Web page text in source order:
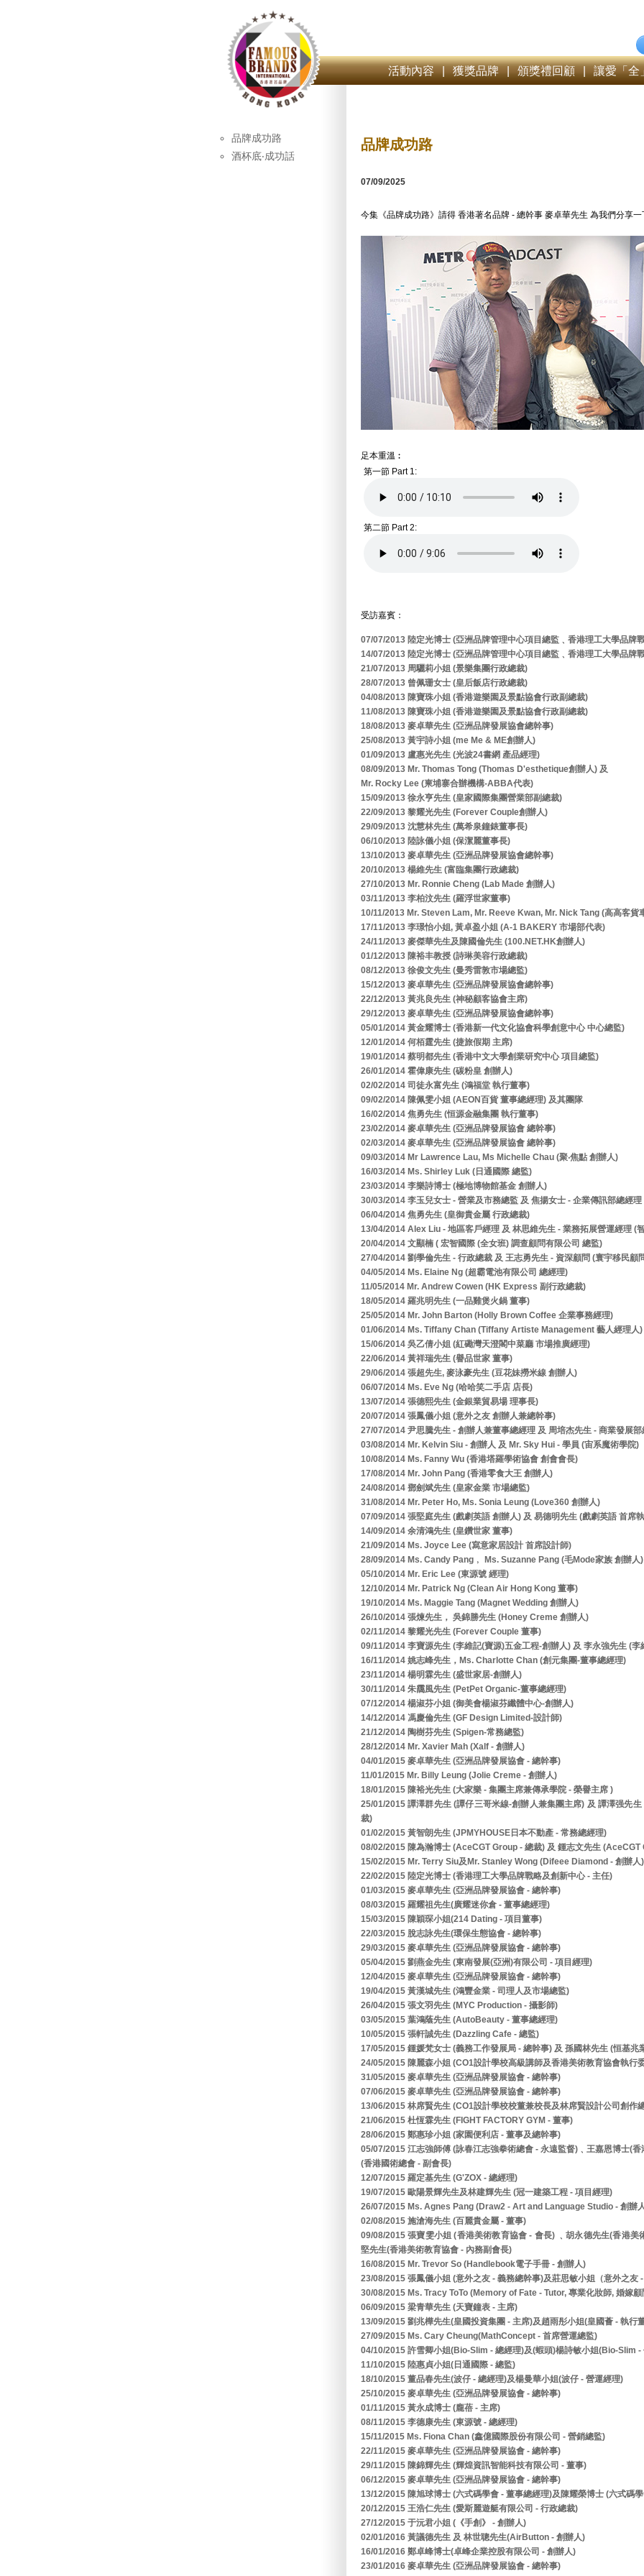
活動內容 | 獲獎品牌 | 頒獎禮回顧 | 讓愛「全
品牌成功路
酒杯底‧成功話
品牌成功路
07/09/2025
今集《品牌成功路》請得 香港著名品牌 - 總幹事 麥卓華先生 為我們分享一
足本重溫︰
第一節 Part 1:
第二節 Part 2:
受訪嘉賓：
07/07/2013 陸定光博士 (亞洲品牌管理中心項目總監﹑香港理工大學品牌
14/07/2013 陸定光博士 (亞洲品牌管理中心項目總監﹑香港理工大學品牌
21/07/2013 周驪莉小姐 (景樂集團行政總裁)
28/07/2013 曾佩珊女士 (皇后飯店行政總裁)
04/08/2013 陳寶珠小姐 (香港遊樂園及景點協會行政副總裁)
11/08/2013 陳寶珠小姐 (香港遊樂園及景點協會行政副總裁)
18/08/2013 麥卓華先生 (亞洲品牌發展協會總幹事)
25/08/2013 黃宇詩小姐 (me Me & ME創辦人)
01/09/2013 盧惠光先生 (光波24書網 產品經理)
08/09/2013 Mr. Thomas Tong (Thomas D'esthetique創辦人) 及
Mr. Rocky Lee (柬埔寨合辦機構-ABBA代表)
15/09/2013 徐永亨先生 (皇家國際集團營業部副總裁)
22/09/2013 黎耀光先生 (Forever Couple創辦人)
29/09/2013 沈慧林先生 (萬希泉鐘錶董事長)
06/10/2013 陸詠儀小姐 (保潔麗董事長)
13/10/2013 麥卓華先生 (亞洲品牌發展協會總幹事)
20/10/2013 楊維先生 (富臨集團行政總裁)
27/10/2013 Mr. Ronnie Cheng (Lab Made 創辦人)
03/11/2013 李柏汶先生 (羅浮世家董事)
10/11/2013 Mr. Steven Lam, Mr. Reeve Kwan, Mr. Nick Tang (高高客貨
17/11/2013 李璟怡小姐, 黃卓盈小姐 (A-1 BAKERY 市場部代表)
24/11/2013 麥傑華先生及陳國倫先生 (100.NET.HK創辦人)
01/12/2013 陳裕丰教授 (詩琳美容行政總裁)
08/12/2013 徐俊文先生 (曼秀雷敦市場總監)
15/12/2013 麥卓華先生 (亞洲品牌發展協會總幹事)
22/12/2013 黃兆良先生 (神秘顧客協會主席)
29/12/2013 麥卓華先生 (亞洲品牌發展協會總幹事)
05/01/2014 黃金耀博士 (香港新一代文化協會科學創意中心 中心總監)
12/01/2014 何栢霆先生 (捷旅假期 主席)
19/01/2014 蔡明都先生 (香港中文大學創業研究中心 項目總監)
26/01/2014 霍偉康先生 (碳粉皇 創辦人)
02/02/2014 司徒永富先生 (鴻福堂 執行董事)
09/02/2014 陳佩雯小姐 (AEON百貨 董事總經理) 及其團隊
16/02/2014 焦勇先生 (恒源金融集團 執行董事)
23/02/2014 麥卓華先生 (亞洲品牌發展協會 總幹事)
02/03/2014 麥卓華先生 (亞洲品牌發展協會 總幹事)
09/03/2014 Mr Lawrence Lau, Ms Michelle Chau (聚‧焦點 創辦人)
16/03/2014 Ms. Shirley Luk (日通國際 總監)
23/03/2014 李樂詩博士 (極地博物館基金 創辦人)
30/03/2014 李玉兒女士 - 營業及市務總監 及 焦揚女士 - 企業傳訊部總經
06/04/2014 焦勇先生 (皇御貴金屬 行政總裁)
13/04/2014 Alex Liu - 地區客戶經理 及 林思維先生 - 業務拓展營運經理 (
20/04/2014 文顯楠 ( 宏智國際 (全女班) 調查顧問有限公司 總監)
27/04/2014 劉學倫先生 - 行政總裁 及 王志勇先生 - 資深顧問 (寰宇移民顧
04/05/2014 Ms. Elaine Ng (超霸電池有限公司 總經理)
11/05/2014 Mr. Andrew Cowen (HK Express 副行政總裁)
18/05/2014 羅兆明先生 (一品雞煲火鍋 董事)
25/05/2014 Mr. John Barton (Holly Brown Coffee 企業事務經理)
01/06/2014 Ms. Tiffany Chan (Tiffany Artiste Management 藝人經理人)
15/06/2014 吳乙倩小姐 (紅磡灣天澄閣中菜廳 市場推廣經理)
22/06/2014 黃祥瑞先生 (譽品世家 董事)
29/06/2014 張超先生, 麥泳豪先生 (豆花妹撈米線 創辦人)
06/07/2014 Ms. Eve Ng (哈哈笑二手店 店長)
13/07/2014 張德熙先生 (金銀業貿易場 理事長)
20/07/2014 張鳳儀小姐 (意外之友 創辦人兼總幹事)
27/07/2014 尹思騰先生 - 創辦人兼董事總經理 及 周培杰先生 - 商業發展
03/08/2014 Mr. Kelvin Siu - 創辦人 及 Mr. Sky Hui - 學員 (宙系魔術學院)
10/08/2014 Ms. Fanny Wu (香港塔羅學術協會 創會會長)
17/08/2014 Mr. John Pang (香港零食大王 創辦人)
24/08/2014 鄧劍斌先生 (皇家金業 市場總監)
31/08/2014 Mr. Peter Ho, Ms. Sonia Leung (Love360 創辦人)
07/09/2014 張堅庭先生 (戲劇英語 創辦人) 及 易德明先生 (戲劇英語 首席
14/09/2014 余清鴻先生 (皇鑽世家 董事)
21/09/2014 Ms. Joyce Lee (寫意家居設計 首席設計師)
28/09/2014 Ms. Candy Pang﹐ Ms. Suzanne Pang (毛Mode家族 創辦人)
05/10/2014 Mr. Eric Lee (東源號 經理)
12/10/2014 Mr. Patrick Ng (Clean Air Hong Kong 董事)
19/10/2014 Ms. Maggie Tang (Magnet Wedding 創辦人)
26/10/2014 張煉先生， 吳錦勝先生 (Honey Creme 創辦人)
02/11/2014 黎耀光先生 (Forever Couple 董事)
09/11/2014 李寶源先生 (李維記(寶源)五金工程-創辦人) 及 李永強先生 (
16/11/2014 姚志峰先生，Ms. Charlotte Chan (創元集團-董事總經理)
23/11/2014 楊明霖先生 (盛世家居-創辦人)
30/11/2014 朱靄風先生 (PetPet Organic-董事總經理)
07/12/2014 楊淑芬小姐 (御美會楊淑芬纖體中心-創辦人)
14/12/2014 馮慶倫先生 (GF Design Limited-設計師)
21/12/2014 陶樹芬先生 (Spigen-常務總監)
28/12/2014 Mr. Xavier Mah (Xalf - 創辦人)
04/01/2015 麥卓華先生 (亞洲品牌發展協會 - 總幹事)
11/01/2015 Mr. Billy Leung (Jolie Creme - 創辦人)
18/01/2015 陳裕光先生 (大家樂 - 集團主席兼傳承學院 - 榮譽主席 )
25/01/2015 譚澤群先生 (譚仔三哥米線-創辦人兼集團主席) 及 譚澤强先
裁)
01/02/2015 黃智朗先生 (JPMYHOUSE日本不動產 - 常務總經理)
08/02/2015 陳為瀚博士 (AceCGT Group - 總裁) 及 鍾志文先生 (AceCGT
15/02/2015 Mr. Terry Siu及Mr. Stanley Wong (Difeee Diamond - 創辦人)
22/02/2015 陸定光博士 (香港理工大學品牌戰略及創新中心 - 主任)
01/03/2015 麥卓華先生 (亞洲品牌發展協會 - 總幹事)
08/03/2015 羅耀祖先生(廣耀迷你倉 - 董事總經理)
15/03/2015 陳穎琛小姐(214 Dating - 項目董事)
22/03/2015 脫志詠先生(環保生態協會 - 總幹事)
29/03/2015 麥卓華先生 (亞洲品牌發展協會 - 總幹事)
05/04/2015 劉燕金先生 (東南發展(亞洲)有限公司 - 項目經理)
12/04/2015 麥卓華先生 (亞洲品牌發展協會 - 總幹事)
19/04/2015 黃漢城先生 (鴻豐金業 - 司理人及市場總監)
26/04/2015 張文羽先生 (MYC Production - 攝影師)
03/05/2015 葉鴻蔭先生 (AutoBeauty - 董事總經理)
10/05/2015 張軒誠先生 (Dazzling Cafe - 總監)
17/05/2015 鍾媛梵女士 (義務工作發展局 - 總幹事) 及 孫國林先生 (恒基兆
24/05/2015 陳麗森小姐 (CO1設計學校高級講師及香港美術教育協會執行
31/05/2015 麥卓華先生 (亞洲品牌發展協會 - 總幹事)
07/06/2015 麥卓華先生 (亞洲品牌發展協會 - 總幹事)
13/06/2015 林席賢先生 (CO1設計學校校董兼校長及林席賢設計公司創作
21/06/2015 杜恆霖先生 (FIGHT FACTORY GYM - 董事)
28/06/2015 鄭惠珍小姐 (家園便利店 - 董事及總幹事)
05/07/2015 江志強師傅 (詠春江志強拳術總會 - 永遠監督)﹑王嘉恩博士(
(香港國術總會 - 副會長)
12/07/2015 羅定基先生 (G'ZOX - 總經理)
19/07/2015 歐陽景輝先生及林建輝先生 (冠一建築工程 - 項目經理)
26/07/2015 Ms. Agnes Pang (Draw2 - Art and Language Studio - 創辦
02/08/2015 施滄海先生 (百麗貴金屬 - 董事)
09/08/2015 張寶雯小姐 (香港美術教育協會 - 會長) ﹑胡永德先生(香港美
堅先生(香港美術教育協會 - 內務副會長)
16/08/2015 Mr. Trevor So (Handlebook電子手冊 - 創辦人)
23/08/2015 張鳳儀小姐 (意外之友 - 義務總幹事)及莊思敏小姐（意外之友 -
30/08/2015 Ms. Tracy ToTo (Memory of Fate - Tutor, 專業化妝師, 婚嫁顧
06/09/2015 梁青華先生 (天寶鐘表 - 主席)
13/09/2015 劉兆樺先生(皇國投資集團 - 主席)及趙雨彤小姐(皇國薈 - 執行
27/09/2015 Ms. Cary Cheung(MathConcept - 首席營運總監)
04/10/2015 許雪卿小姐(Bio-Slim - 總經理)及(蝦頭)楊詩敏小姐(Bio-Slim -
11/10/2015 陸惠貞小姐(日通國際 - 總監)
18/10/2015 董品春先生(波仔 - 總經理)及楊曼華小姐(波仔 - 營運經理)
25/10/2015 麥卓華先生 (亞洲品牌發展協會 - 總幹事)
01/11/2015 黃永成博士 (龐蓓 - 主席)
08/11/2015 李德康先生 (東源號 - 總經理)
15/11/2015 Ms. Fiona Chan (鑫億國際股份有限公司 - 營銷總監)
22/11/2015 麥卓華先生 (亞洲品牌發展協會 - 總幹事)
29/11/2015 陳錦輝先生 (輝煌資訊智能科技有限公司 - 董事)
06/12/2015 麥卓華先生 (亞洲品牌發展協會 - 總幹事)
13/12/2015 陳旭球博士 (六式碼學會 - 董事總經理)及陳耀榮博士 (六式碼
20/12/2015 王浩仁先生 (愛斯麗遊艇有限公司 - 行政總裁)
27/12/2015 于沅君小姐 (《手創》 - 創辦人)
02/01/2016 黃議德先生 及 林世聰先生(AirButton - 創辦人)
16/01/2016 鄭卓峰博士(卓峰企業控股有限公司 - 創辦人)
23/01/2016 麥卓華先生 (亞洲品牌發展協會 - 總幹事)